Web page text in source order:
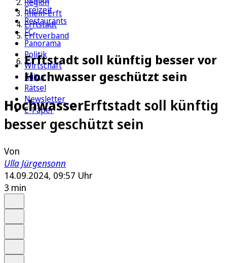
Freizeit
Restaurants
FC
Panorama
Politik
Wirtschaft
Kultur
Rätsel
Newsletter
E-Paper
Rhein-Erft
Erftstadt
Erftverband
Erftstadt soll künftig besser vor
Hochwasser geschützt sein
HochwasserErftstadt soll künftig
besser geschützt sein
Von
Ulla Jürgensonn
14.09.2024, 09:57 Uhr
3 min